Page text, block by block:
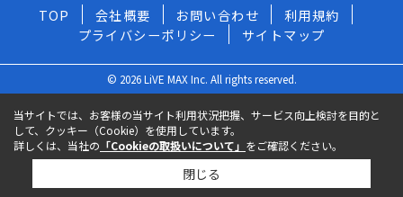
TOP 会社概要 お問い合わせ
利用規約
プライバシーポリシー
サイトマップ
© 2026 LiVE MAX Inc. All rights reserved.
当サイトでは、お客様の当サイト利用状況把握、サービス向上検討を目的と
して、クッキー（Cookie）を使用しています。
詳しくは、当社の 「Cookieの取扱いについて」 をご確認ください。
閉じる